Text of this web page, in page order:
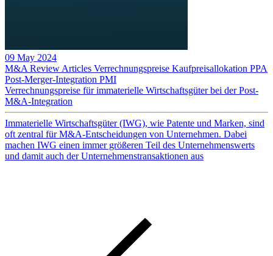
09 May 2024
M&A Review Articles Verrechnungspreise Kaufpreisallokation PPA
Post-Merger-Integration PMI
Verrechnungspreise für immaterielle Wirtschaftsgüter bei der Post-
M&A-Integration
Immaterielle Wirtschaftsgüter (IWG), wie Patente und Marken, sind
oft zentral für M&A-Entscheidungen von Unternehmen. Dabei
machen IWG einen immer größeren Teil des Unternehmenswerts
und damit auch der Unternehmenstransaktionen aus